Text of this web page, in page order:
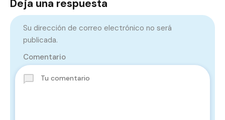
Deja una respuesta
Su dirección de correo electrónico no será
publicada.
Comentario